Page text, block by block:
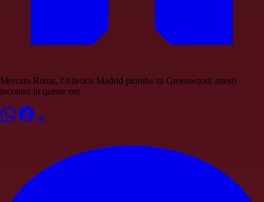
Mercato Roma, l'Atletico Madrid piomba su Greenwood: atteso
incontro in queste ore